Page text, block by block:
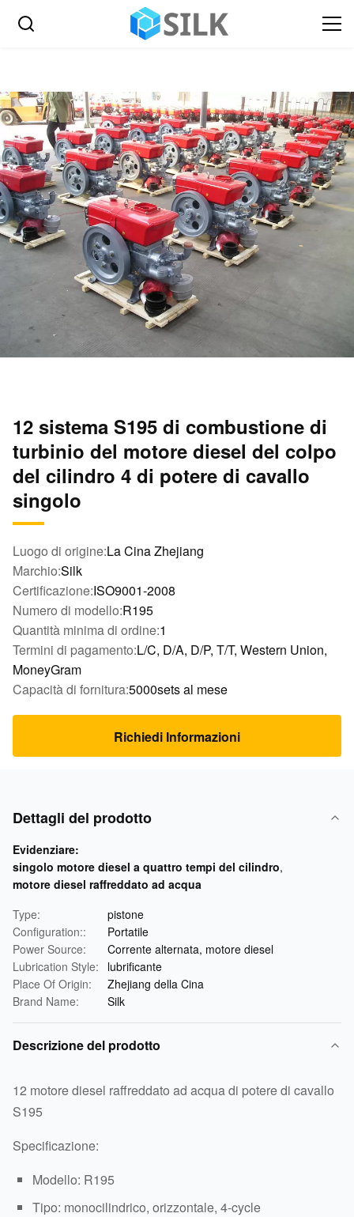
12 sistema S195 di combustione di
turbinio del motore diesel del colpo
del cilindro 4 di potere di cavallo
singolo
Luogo di origine:La Cina Zhejiang
Marchio:Silk
Certificazione:ISO9001-2008
Numero di modello:R195
Quantità minima di ordine:1
Termini di pagamento:L/C, D/A, D/P, T/T, Western Union,
MoneyGram
Capacità di fornitura:5000sets al mese
Richiedi Informazioni
Dettagli del prodotto
Evidenziare:
singolo motore diesel a quattro tempi del cilindro,
motore diesel raffreddato ad acqua
Type:
pistone
Configuration::
Portatile
Power Source:
Corrente alternata, motore diesel
Lubrication Style:
lubrificante
Place Of Origin:
Zhejiang della Cina
Brand Name:
Silk
Descrizione del prodotto
12 motore diesel raffreddato ad acqua di potere di cavallo
S195
Specificazione:
Modello: R195
Tipo: monocilindrico, orizzontale, 4-cycle